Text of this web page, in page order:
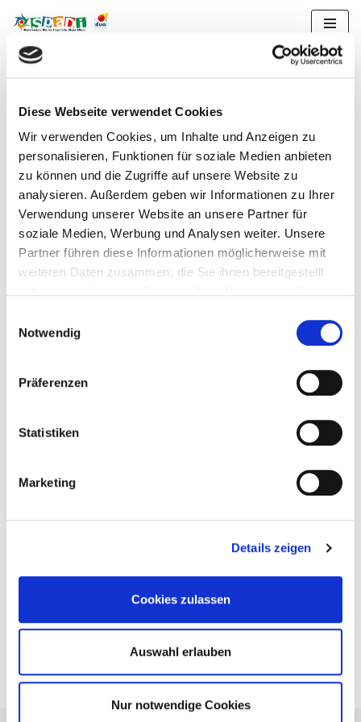
Diese Webseite verwendet Cookies
Wir verwenden Cookies, um Inhalte und Anzeigen zu
personalisieren, Funktionen für soziale Medien anbieten
zu können und die Zugriffe auf unsere Website zu
analysieren. Außerdem geben wir Informationen zu Ihrer
Verwendung unserer Website an unsere Partner für
soziale Medien, Werbung und Analysen weiter. Unsere
Partner führen diese Informationen möglicherweise mit
weiteren Daten zusammen, die Sie ihnen bereitgestellt
Notwendig
Präferenzen
Statistiken
Marketing
Details zeigen
Cookies zulassen
Auswahl erlauben
Nur notwendige Cookies
Zum
Inhalt
springen
Anfahrt
Sie finden uns in Ebern, im Gewerbegebiet Sandhof nahe der
Unsere Adresse: